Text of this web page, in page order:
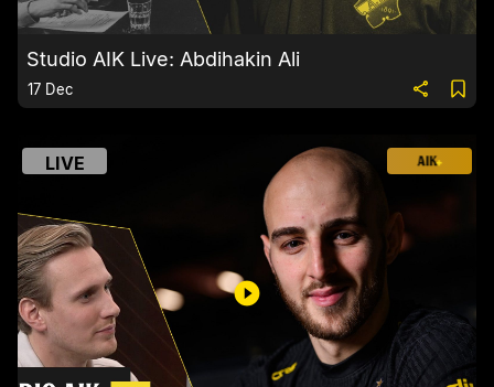
Studio AIK Live: Abdihakin Ali
17 Dec
LIVE